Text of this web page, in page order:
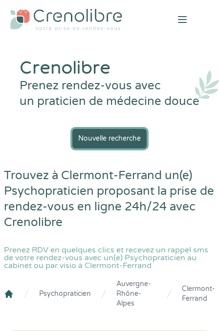
Open
Crenolibre
Prenez rendez-vous avec
un praticien de médecine douce
Nouvelle recherche
Trouvez à Clermont-Ferrand un(e)
Psychopraticien proposant la prise de
rendez-vous en ligne 24h/24 avec
Crenolibre
Prenez RDV en quelques clics et recevez un rappel sms
de votre rendez-vous avec un(e) Psychopraticien au
cabinet ou par visio à Clermont-Ferrand
Psychopraticien
Auvergne-
Rhône-
Alpes
Clermont-
Ferrand